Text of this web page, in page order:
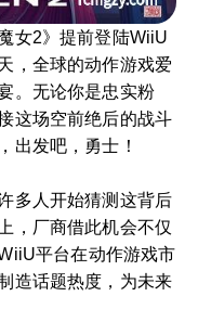
女2》提前登陆WiiU
，全球的动作游戏爱
。无论你是忠实粉
这场空前绝后的战斗
出发吧，勇士！
多人开始猜测这背后
，厂商借此机会不仅
平台在动作游戏市
造话题热度，为未来